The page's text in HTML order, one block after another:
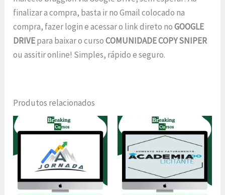
finalizar a compra, basta ir no Gmail colocado na
compra, fazer login e acessar o link direto noGOOGLE
DRIVEpara baixar o cursoCOMUNIDADE COPY SNIPER
ou assitir online! Simples, rápido e seguro.
Produtos relacionados